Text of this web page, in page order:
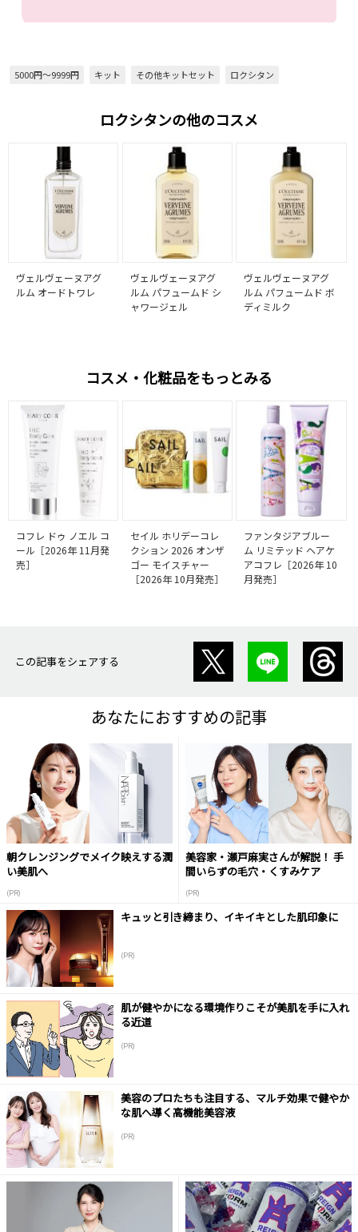
5000円～9999円 キット その他キットセット ロクシタン
ロクシタンの他のコスメ
ヴェルヴェーヌアグ
ルム オードトワレ
ヴェルヴェーヌアグ
ルム パフュームド シ
ャワージェル
ヴェルヴェーヌアグ
ルム パフュームド ボ
ディミルク
コスメ・化粧品をもっとみる
コフレ ドゥ ノエル コ
ール［2026年 11月発
売］
セイル ホリデーコレ
クション 2026 オンザ
ゴー モイスチャー
［2026年 10月発売］
ファンタジアブルー
ム リミテッド ヘアケ
アコフレ［2026年 10
月発売］
この記事をシェアする
あなたにおすすめの記事
朝クレンジングでメイク映えする潤
い美肌へ
(PR)
美容家・瀬戸麻実さんが解説！ 手
間いらずの毛穴・くすみケア
(PR)
キュッと引き締まり、イキイキとした肌印象に
(PR)
肌が健やかになる環境作りこそが美肌を手に入れ
る近道
(PR)
美容のプロたちも注目する、マルチ効果で健やか
な肌へ導く高機能美容液
(PR)